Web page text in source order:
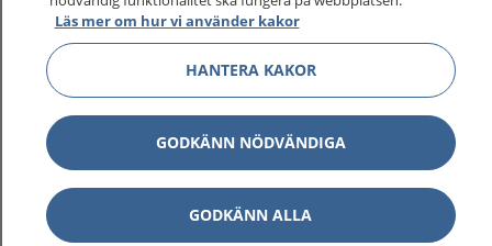
sjukvårdsrådgivning dygnet runt.
1177 ger dig råd när du vill må bättre.
1177 på flera språk
Visa
Läs mer om hur vi använder kakor
HANTERA KAKOR
GODKÄNN NÖDVÄNDIGA
GODKÄNN ALLA